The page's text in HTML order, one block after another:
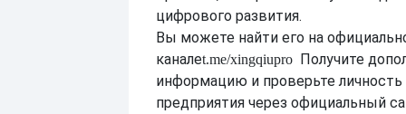
цифрового развития.
Вы можете найти его на
каналеt.me/xingqiupro Получите
информацию и проверьте
предприятия через официальный